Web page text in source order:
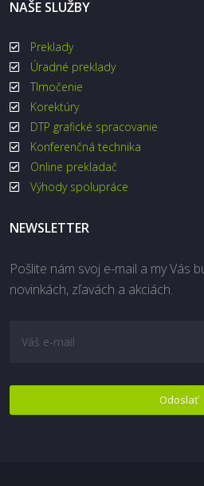
NAŠE SLUŽBY
Preklady
Úradné preklady
Tlmočenie
Korektúry
DTP grafické spracovanie
Konferenčná technika
Online prekladač
Výhody spolupráce
NEWSLETTER
Pošlite nám svoj e-mail a my Vás
novinkách, zľavách a akciách.